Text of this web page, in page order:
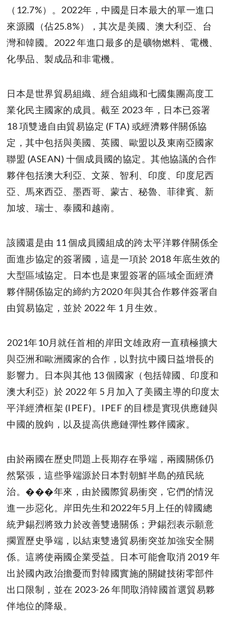
（12.7%）。2022年，中國是日本最大的單一進口
來源國（佔25.8%），其次是美國、澳大利亞、台
灣和韓國。2022 年進口最多的是礦物燃料、電機、
化學品、製成品和非電機。
日本是世界貿易組織、經合組織和七國集團高度工
業化民主國家的成員。截至 2023 年，日本已簽署
18 項雙邊自由貿易協定 (FTA) 或經濟夥伴關係協
定，其中包括與美國、英國、歐盟以及東南亞國家
聯盟 (ASEAN) 十個成員國的協定。其他協議的合作
夥伴包括澳大利亞、文萊、智利、印度、印度尼西
亞、馬來西亞、墨西哥、蒙古、秘魯、菲律賓、新
加坡、瑞士、泰國和越南。
該國還是由 11 個成員國組成的跨太平洋夥伴關係全
面進步協定的簽署國，這是一項於 2018 年底生效的
大型區域協定。日本也是東盟簽署的區域全面經濟
夥伴關係協定的締約方2020 年與其合作夥伴簽署自
由貿易協定，並於 2022 年 1 月生效。
2021年10月就任首相的岸田文雄政府一直積極擴大
與亞洲和歐洲國家的合作，以對抗中國日益增長的
影響力。日本與其他 13 個國家（包括韓國、印度和
澳大利亞）於 2022 年 5 月加入了美國主導的印度太
平洋經濟框架 (IPEF)。IPEF 的目標是實現供應鏈與
中國的脫鉤，以及提高供應鏈彈性夥伴國家。
由於兩國在歷史問題上長期存在爭端，兩國關係仍
然緊張，這些爭端源於日本對朝鮮半島的殖民統
治。���年來，由於國際貿易衝突，它們的情況
進一步惡化。岸田先生和2022年5月上任的韓國總
統尹錫烈將致力於改善雙邊關係；尹錫烈表示願意
擱置歷史爭端，以結束雙邊貿易衝突並加強安全關
係。這將使兩國企業受益。日本可能會取消 2019 年
出於國內政治擔憂而對韓國實施的關鍵技術零部件
出口限制，並在 2023-26 年間取消韓國首選貿易夥
伴地位的降級。